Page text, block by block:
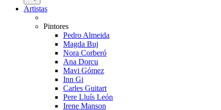
productos
Artistas
Pintores
Pedro Almeida
Magda Buj
Nora Corberó
Ana Dorcu
Mavi Gómez
Inn Gi
Carles Guitart
Pere Lluís León
Irene Manson